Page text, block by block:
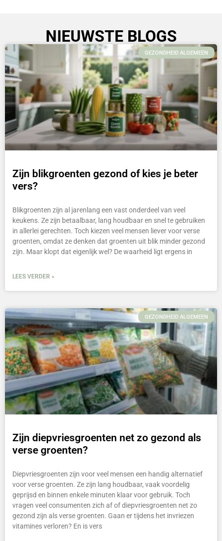
NIEUWSTE BLOGS
GEZONDHEID ALGEMEEN
Zijn blikgroenten gezond of kies je beter
vers?
Blikgroenten zijn al jarenlang een vast onderdeel van veel
keukens. Ze zijn betaalbaar, lang houdbaar en snel te gebruiken
in allerlei gerechten. Toch kiezen veel mensen liever voor verse
groenten, omdat ze denken dat groenten uit blik minder gezond
zijn. Maar klopt dat eigenlijk wel? De waarheid ligt ergens in
LEES VERDER »
GEZONDHEID ALGEMEEN
Zijn diepvriesgroenten net zo gezond als
verse groenten?
Diepvriesgroenten zijn voor veel mensen een handig alternatief
voor verse groenten. Ze zijn lang houdbaar, vaak voordelig
geprijsd en binnen enkele minuten klaar voor gebruik. Toch
vragen veel consumenten zich af of diepvriesgroenten net zo
gezond zijn als verse groenten. Gaan er tijdens het invriezen
vitamines verloren? En is vers